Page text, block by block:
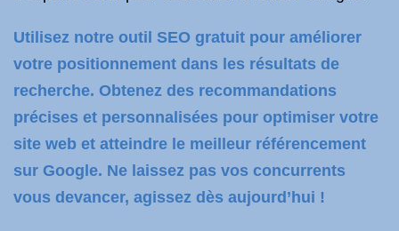
Utilisez notre outil SEO gratuit pour améliorer
votre positionnement dans les résultats de
recherche. Obtenez des recommandations
précises et personnalisées pour optimiser votre
site web et atteindre le meilleur référencement
sur Google. Ne laissez pas vos concurrents
vous devancer, agissez dès aujourd’hui !